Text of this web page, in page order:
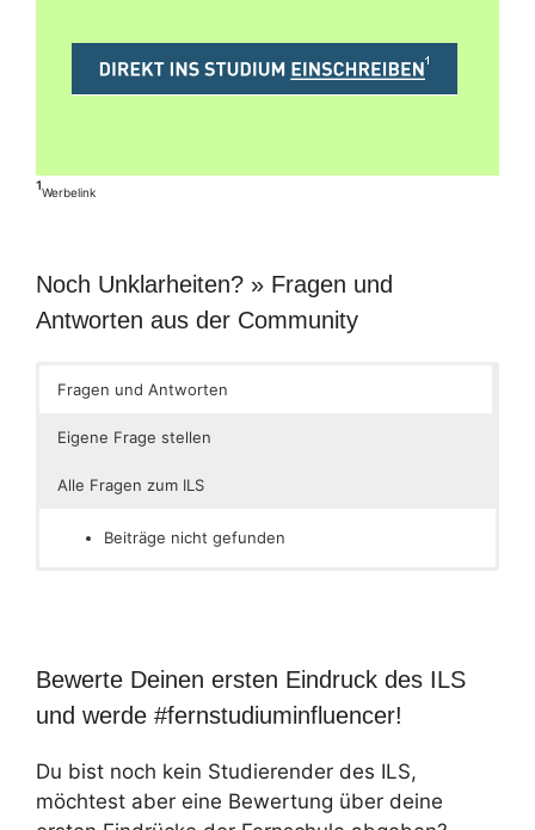
¹Werbelink
Noch Unklarheiten? » Fragen und
Antworten aus der Community
Fragen und Antworten
Eigene Frage stellen
Alle Fragen zum ILS
Beiträge nicht gefunden
Bewerte Deinen ersten Eindruck des ILS
und werde #fernstudiuminfluencer!
Du bist noch kein Studierender des ILS,
möchtest aber eine Bewertung über deine